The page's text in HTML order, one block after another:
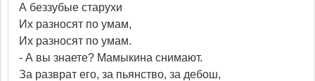
А беззубые старухи
Их разносят по умам,
Их разносят по умам.
- А вы знаете? Мамыкина снимают.
За разврат его, за пьянство, за дебош,